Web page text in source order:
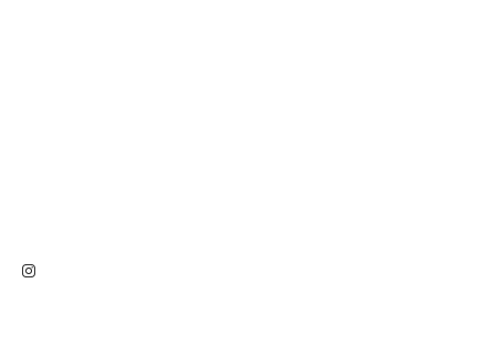
Instagram